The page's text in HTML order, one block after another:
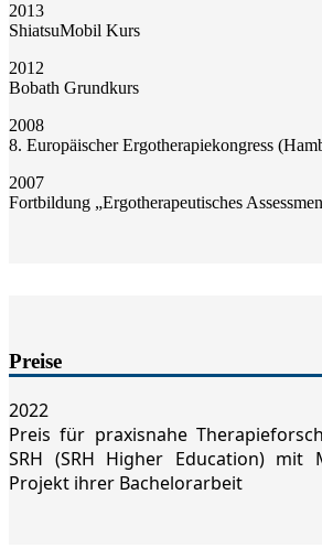
2013
ShiatsuMobil Kurs
2012
Bobath Grundkurs
2008
8. Europäischer Ergotherapiekongress
2007
Fortbildung „Ergotherapeutisches
Preise
2022
Preis für praxisnahe
SRH (SRH Higher Education)
Projekt ihrer Bachelorarbeit